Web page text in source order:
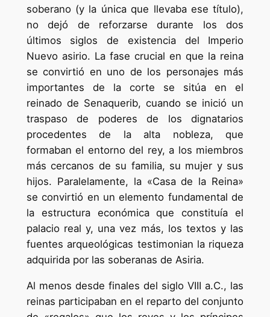
soberano (y la única que llevaba ese título),
no dejó de reforzarse durante los dos
últimos siglos de existencia del Imperio
Nuevo asirio. La fase crucial en que la reina
se convirtió en uno de los personajes más
importantes de la corte se sitúa en el
reinado de Senaquerib, cuando se inició un
traspaso de poderes de los dignatarios
procedentes de la alta nobleza, que
formaban el entorno del rey, a los miembros
más cercanos de su familia, su mujer y sus
hijos. Paralelamente, la «Casa de la Reina»
se convirtió en un elemento fundamental de
la estructura económica que constituía el
palacio real y, una vez más, los textos y las
fuentes arqueológicas testimonian la riqueza
adquirida por las soberanas de Asiria.
Al menos desde finales del siglo VIII a.C., las
reinas participaban en el reparto del conjunto